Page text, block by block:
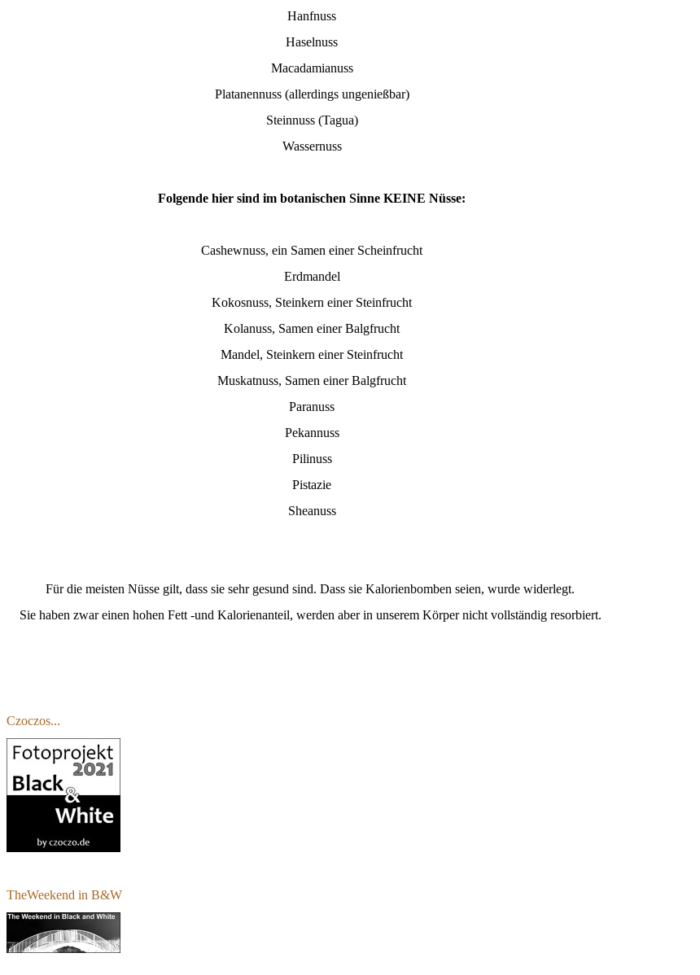
Hanfnuss
Haselnuss
Macadamianuss
Platanennuss (allerdings ungenießbar)
Steinnuss (Tagua)
Wassernuss
Folgende hier sind im botanischen Sinne KEINE Nüsse:
Cashewnuss, ein Samen einer Scheinfrucht
Erdmandel
Kokosnuss, Steinkern einer Steinfrucht
Kolanuss, Samen einer Balgfrucht
Mandel, Steinkern einer Steinfrucht
Muskatnuss, Samen einer Balgfrucht
Paranuss
Pekannuss
Pilinuss
Pistazie
Sheanuss
Für die meisten Nüsse gilt, dass sie sehr gesund sind. Dass sie Kalorienbomben seien, wurde widerlegt.
Sie haben zwar einen hohen Fett -und Kalorienanteil, werden aber in unserem Körper nicht vollständig resorbiert.
Czoczos...
TheWeekend in B&W